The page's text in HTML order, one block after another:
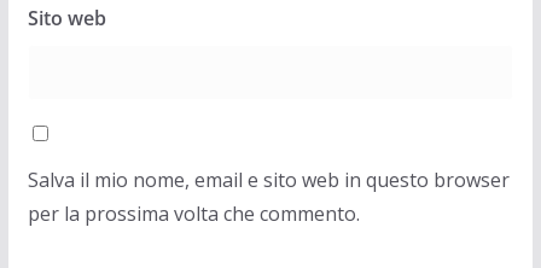
Sito web
Salva il mio nome, email e sito web in questo browser
per la prossima volta che commento.